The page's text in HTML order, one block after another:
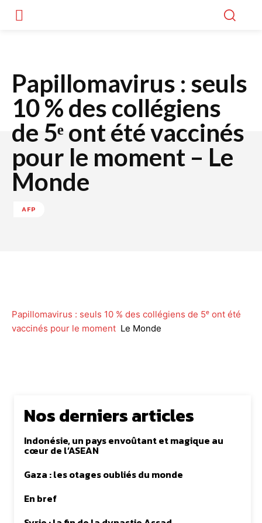
Papillomavirus : seuls
10 % des collégiens
de 5ᵉ ont été vaccinés
pour le moment – Le
Monde
AFP
Papillomavirus : seuls 10 % des collégiens de 5ᵉ ont été
vaccinés pour le moment Le Monde
Nos derniers articles
Indonésie, un pays envoûtant et magique au
cœur de l’ASEAN
Gaza : les otages oubliés du monde
En bref